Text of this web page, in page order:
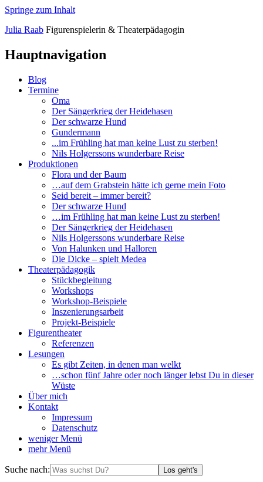
Springe zum Inhalt
Julia Raab Figurenspielerin & Theaterpädagogin
Hauptnavigation
Blog
Termine
Oma
Der Sängerkrieg der Heidehasen
Der schwarze Hund
Gundermann
...im Frühling hat man keine Lust zu sterben!
Nils Holgerssons wunderbare Reise
Produktionen
Flora und der Baum
…auf dem Grabstein hätte ich gerne mein Foto
Seid bereit – immer bereit?
Der schwarze Hund
…im Frühling hat man keine Lust zu sterben!
Der Sängerkrieg der Heidehasen
Nils Holgerssons wunderbare Reise
Von Halunken und Halloren
Die Dicke – spielt Medea
Theaterpädagogik
Stückbegleitung
Workshops
Workshop-Beispiele
Inszenierungsarbeit
Projekt-Beispiele
Figurentheater
Referenzen
Lesungen
Es gibt Zeiten, in denen man welkt
…schon fünf Jahre oder noch länger lebst Du in dieser
Wüste
Über mich
Kontakt
Impressum
Datenschutz
wenigerMenü
mehrMenü
Suche nach: Los geht's